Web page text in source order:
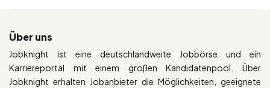
Über uns
Jobknight ist eine deutschlandweite Jobbörse und ein
Karriereportal mit einem großen Kandidatenpool. Über
Jobknight erhalten Jobanbieter die Möglichkeiten, geeignete